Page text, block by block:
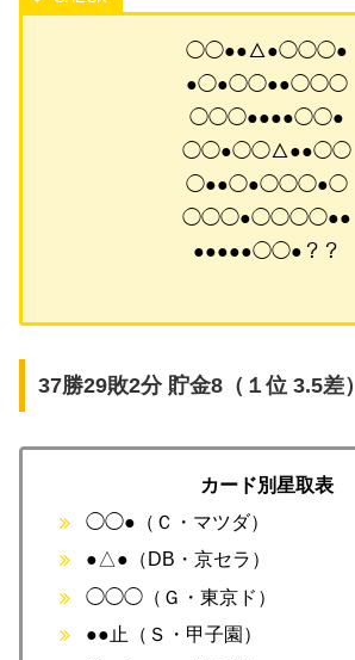
◯◯●●△●◯◯◯●
●◯●◯◯●●◯◯◯
◯◯◯●●●●◯◯●
◯◯●◯◯△●●◯◯
◯●●◯●◯◯◯●◯
◯◯◯●◯◯◯◯●●
●●●●●◯◯●？？
37勝29敗2分 貯金8（１位 3.5差）
カード別星取表
◯◯●（Ｃ・マツダ）
●△●（DB・京セラ）
◯◯◯（Ｇ・東京ド）
●●止（Ｓ・甲子園）